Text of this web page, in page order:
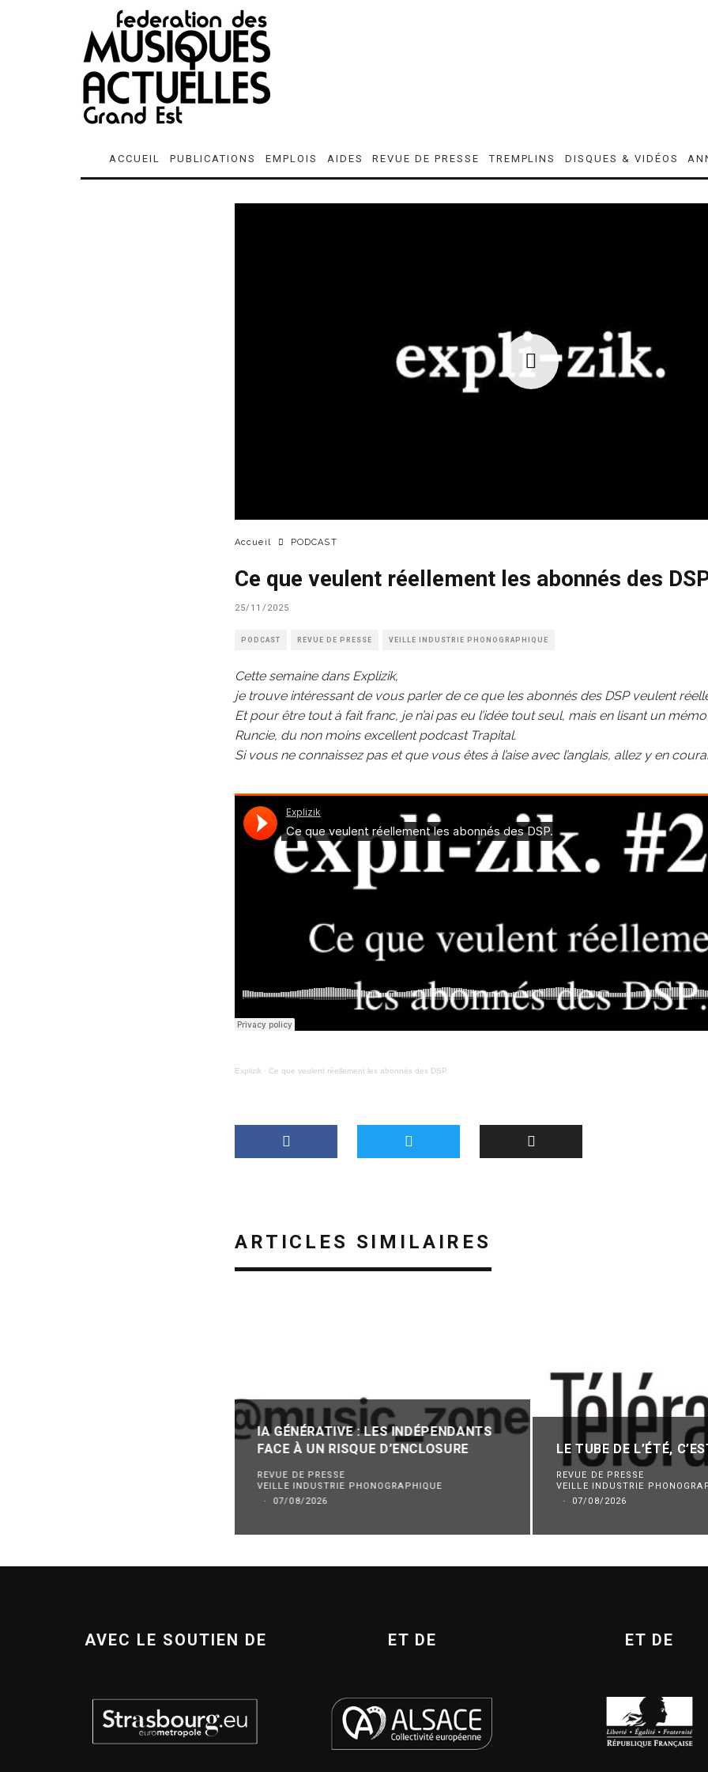
ACCUEIL PUBLICATIONS EMPLOIS AIDES REVUE DE PRESSE TREMPLINS DISQUES & VIDÉOS
Accueil PODCAST
Ce que veulent réellement les abonnés des
25/11/2025
PODCAST REVUE DE PRESSE VEILLE INDUSTRIE PHONOGRAPHIQUE
Cette semaine dans Explizik,
je trouve intéressant de vous parler de ce que les abonnés des DSP veulent
Et pour être tout à fait franc, je n’ai pas eu l’idée tout seul, mais en lisant un mémo
Runcie, du non moins excellent podcast Trapital.
Si vous ne connaissez pas et que vous êtes à l’aise avec l’anglais, allez y en
Explizik · Ce que veulent réellement les abonnés des DSP.
ARTICLES SIMILAIRES
IA GÉNÉRATIVE : LES INDÉPENDANTS
FACE À UN RISQUE D’ENCLOSURE
REVUE DE PRESSE
VEILLE INDUSTRIE PHONOGRAPHIQUE
·
07/08/2026
LE TUBE DE L’ÉTÉ,
REVUE DE PRESSE
VEILLE INDUSTRIE
·
07/08/2026
AVEC LE SOUTIEN DE ET DE ET DE